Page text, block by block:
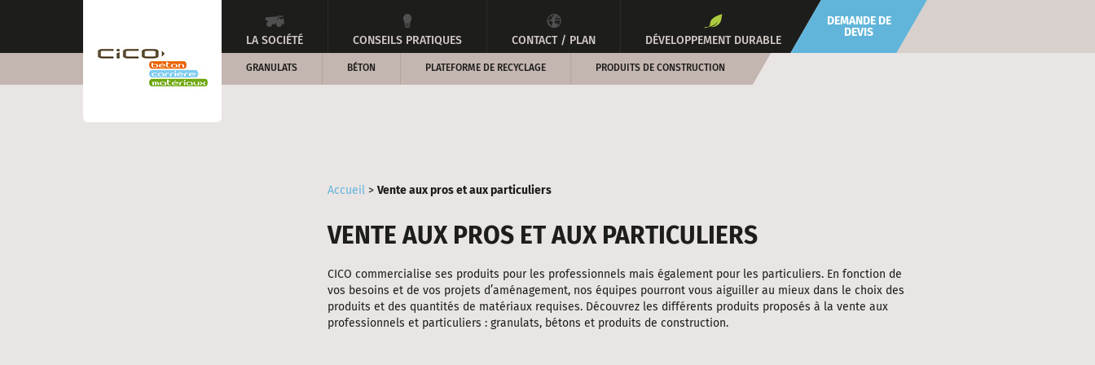
LA SOCIÉTÉ CONSEILS PRATIQUES CONTACT / PLAN DÉVELOPPEMENT DURABLE
DEMANDE DE
DEVIS
GRANULATS BÉTON PLATEFORME DE RECYCLAGE PRODUITS DE CONSTRUCTION
Accueil > Vente aux pros et aux particuliers
VENTE AUX PROS ET AUX PARTICULIERS
CICO commercialise ses produits pour les professionnels mais également pour les particuliers. En fonction de
vos besoins et de vos projets d’aménagement, nos équipes pourront vous aiguiller au mieux dans le choix des
produits et des quantités de matériaux requises. Découvrez les différents produits proposés à la vente aux
professionnels et particuliers : granulats, bétons et produits de construction.